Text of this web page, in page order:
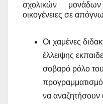
σχολικών
οικογένειες σε
Οι χαμένες
έλλειψης
σοβαρό ρόλο του
προγραμματισμό
να αναζητήσουν